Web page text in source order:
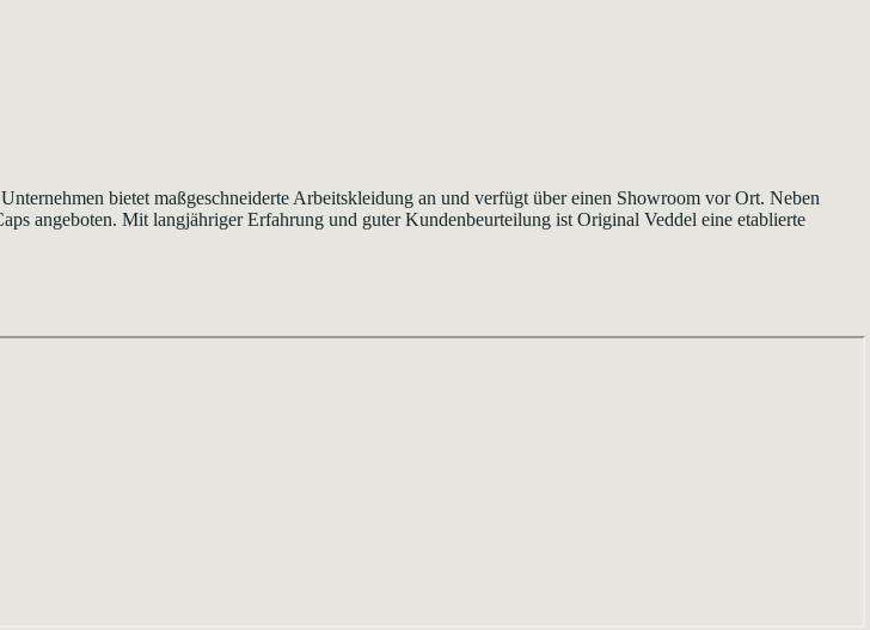
bietet maßgeschneiderte Arbeitskleidung an und verfügt über einen Showroom vor Ort. Neben
angeboten. Mit langjähriger Erfahrung und guter Kundenbeurteilung ist Original Veddel eine etablierte